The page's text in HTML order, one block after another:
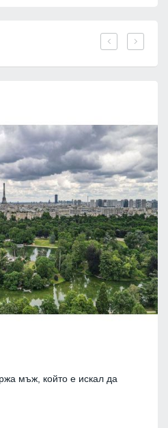
мъж, който е искал да